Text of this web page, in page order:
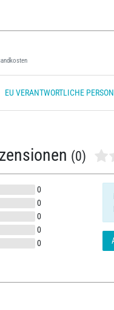
EU VERANTWORTLICHE PERSON
(0)
0
0
0
0
0